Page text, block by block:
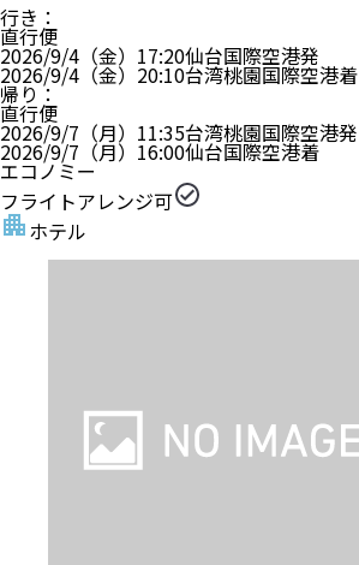
行き ：
直行便
2026/9/4（金） 17:20仙台国際空港発
2026/9/4（金） 20:10台湾桃園国際空港着
帰り ：
直行便
2026/9/7（月） 11:35台湾桃園国際空港発
2026/9/7（月） 16:00仙台国際空港着
エコノミー
フライトアレンジ可
ホテル